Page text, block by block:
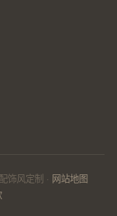
饰风定制 · 网站地图